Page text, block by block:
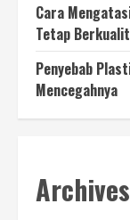
Cara
Tetap
Penyebab
Mencegahnya
Archives